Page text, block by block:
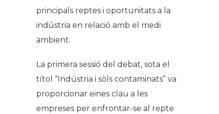
principals reptes i oportunitats a la
indústria en relació amb el medi
ambient.
La primera sessió del debat, sota el
títol “Indústria i sòls contaminats” va
proporcionar eines clau a les
empreses per enfrontar-se al repte